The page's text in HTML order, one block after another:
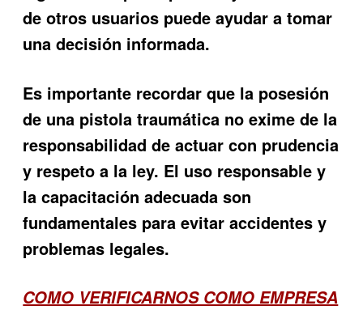
de otros usuarios puede ayudar a tomar
una decisión informada.
Es importante recordar que la posesión
de una pistola traumática no exime de la
responsabilidad de actuar con prudencia
y respeto a la ley. El uso responsable y
la capacitación adecuada son
fundamentales para evitar accidentes y
problemas legales.
COMO VERIFICARNOS COMO EMPRESA